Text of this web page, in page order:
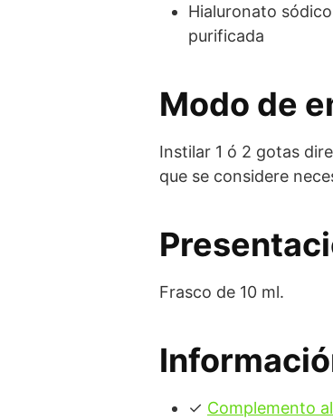
Hialuronato
purificada
Modo de
Instilar 1 ó 2 gotas
que se considere
Frasco de 10 ml.
✓ Complemento